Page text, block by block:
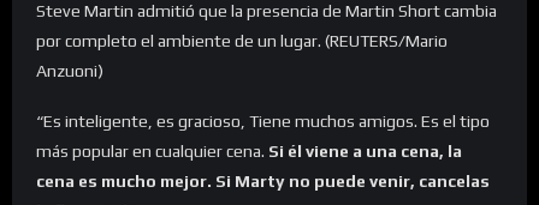
Steve Martin admitió que la presencia de Martin Short cambia
por completo el ambiente de un lugar. (REUTERS/Mario
Anzuoni)
“Es inteligente, es gracioso, Tiene muchos amigos. Es el tipo
más popular en cualquier cena. Si él viene a una cena, la
cena es mucho mejor. Si Marty no puede venir, cancelas